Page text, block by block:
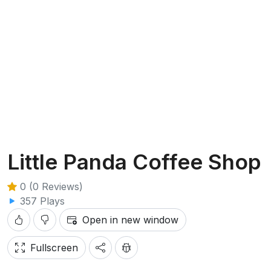
Little Panda Coffee Shop
0 (0 Reviews)
357 Plays
Open in new window
Fullscreen